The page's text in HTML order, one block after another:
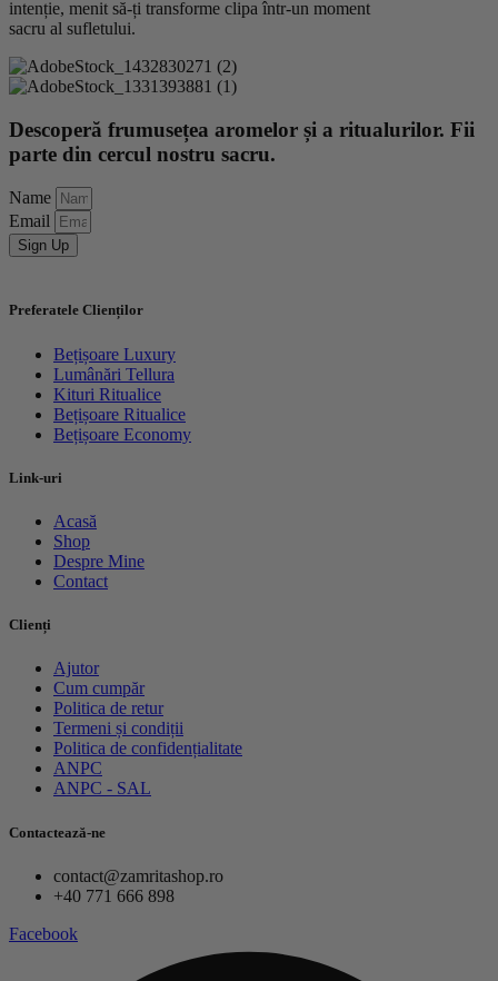
intenție, menit să-ți transforme clipa într-un moment
sacru al sufletului.
Descoperă frumusețea aromelor și a ritualurilor. Fii
parte din cercul nostru sacru.
Name
Email
Sign Up
Preferatele Clienților
Bețișoare Luxury
Lumânări Tellura
Kituri Ritualice
Bețișoare Ritualice
Bețișoare Economy
Link-uri
Acasă
Shop
Despre Mine
Contact
Clienți
Ajutor
Cum cumpăr
Politica de retur
Termeni și condiții
Politica de confidențialitate
ANPC
ANPC - SAL
Contactează-ne
contact@zamritashop.ro
+40 771 666 898
Facebook